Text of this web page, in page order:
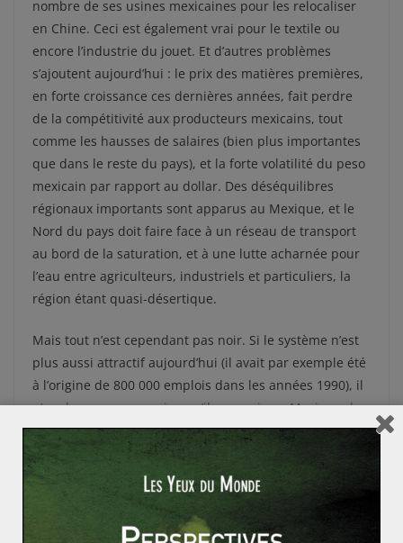
nombre de ses usines mexicaines pour les relocaliser
en Chine. Ceci est également vrai pour le textile ou
encore l’industrie du jouet. Et d’autres problèmes
s’ajoutent aujourd’hui : le prix des matières premières,
en forte croissance ces dernières années, fait perdre
de la compétitivité aux producteurs mexicains, tout
comme les hausses de salaires (bien plus importantes
que dans le reste du pays), et la forte volatilité du peso
mexicain par rapport au dollar. Des déséquilibres
régionaux importants sont apparus au Mexique, et le
Nord du pays doit faire face à un réseau de transport
au bord de la saturation, et à une lutte acharnée pour
l’eau entre agriculteurs, industriels et particuliers, la
région étant quasi-désertique.
Mais tout n’est cependant pas noir. Si le système n’est
plus aussi attractif aujourd’hui (il avait par exemple été
à l’origine de 800 000 emplois dans les années 1990), il
n’en demeure pas moins qu’il a permis au Mexique de
profiter de certains transferts de technologies et d’une
masse d’IDE énorme servant à développer et
industrialiser toute la région frontalière avec les Etats-
Unis. Le Mexique a ainsi pu développer des industries
plus pointues : mais celles-ci sont aujourd’hui de plus